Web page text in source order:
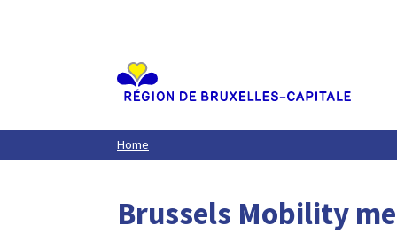
Home
Brussels Mobility